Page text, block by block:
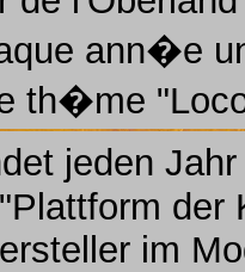
ann�e
th�me
jeden
der
im